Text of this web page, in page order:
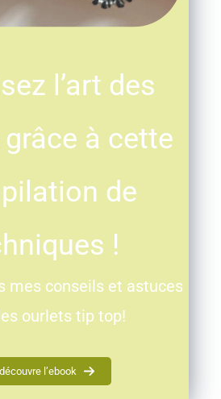
l’art des
à cette
de
!
mes conseils et astuces
ourlets tip top!
l’ebook